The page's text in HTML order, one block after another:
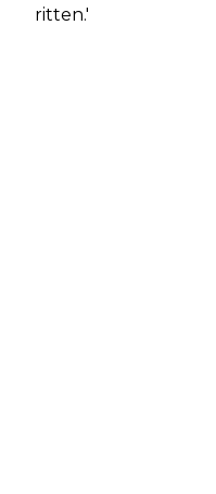
ritten.'